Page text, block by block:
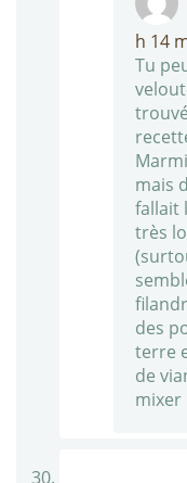
h 14
Tu
mais
fallait
très
des
terre
de
mixer